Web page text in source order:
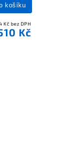
Kč bez DPH
Kč
košíku